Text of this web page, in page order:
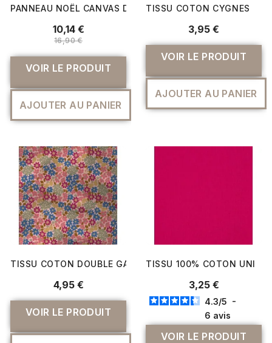
PANNEAU NOËL CANVAS DIGITAL
10,14 €
16,90 €
VOIR LE PRODUIT
AJOUTER AU PANIER
TISSU COTON CYGNES
3,95 €
VOIR LE PRODUIT
AJOUTER AU PANIER
TISSU COTON DOUBLE GAZE PÉTALE
4,95 €
VOIR LE PRODUIT
TISSU 100% COTON UNI
3,25 €
4.3/5 -
6 avis
VOIR LE PRODUIT